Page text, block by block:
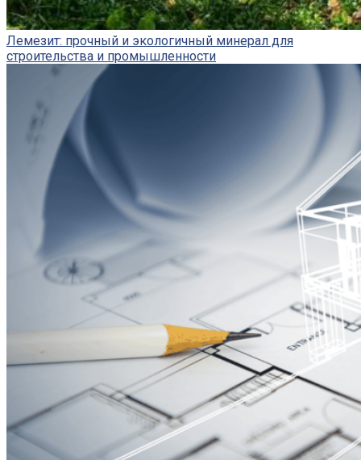
Лемезит: прочный и экологичный минерал для
строительства и промышленности